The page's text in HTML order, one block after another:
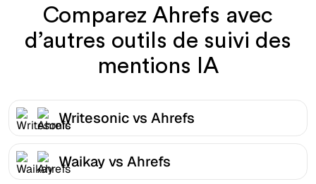
Comparez Ahrefs avec
d’autres outils de suivi des
mentions IA
Writesonic vs Ahrefs
Waikay vs Ahrefs